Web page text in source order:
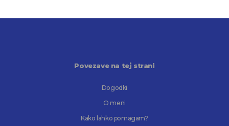
Povezave na tej strani
Dogodki
O meni
Kako lahko pomagam?